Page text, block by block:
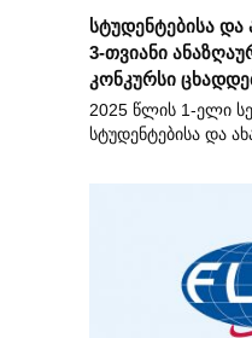
სტუდენტებისა
3-თვიანი
კონკურსი
2025 წლის 1-ელი
სტუდენტებისა და